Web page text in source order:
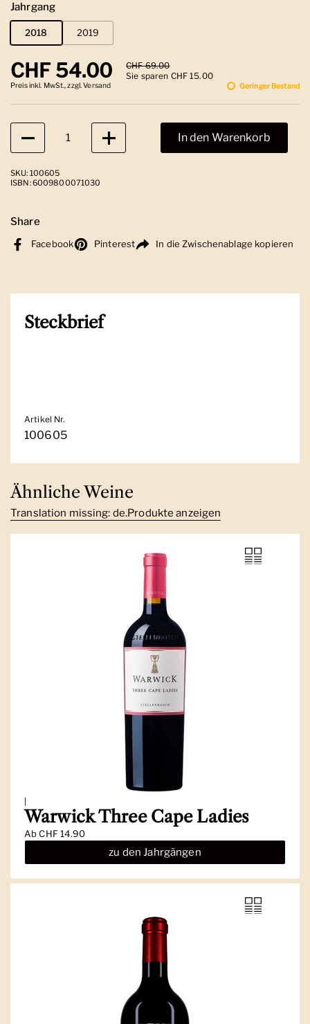
Jahrgang
2018 2019
Regulärer Preis
CHF 54.00 Sale-Preis
CHF 69.00
Sie sparen CHF 15.00
Preis inkl. MwSt., zzgl. Versand Geringer Bestand
Anzahl
In den Warenkorb
SKU: 100605
ISBN: 6009800071030
Share
Facebook Pinterest In die Zwischenablage kopieren
Steckbrief
Artikel Nr.
100605
Ähnliche Weine
Translation missing: de.Produkte anzeigen
|
Warwick Three Cape Ladies
AbCHF 14.90
zu den Jahrgängen